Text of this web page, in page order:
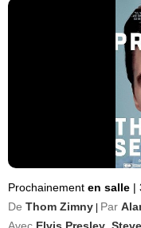
Prochainement en salle |
De Thom Zimny Par